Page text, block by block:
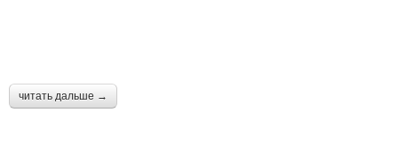
читать дальше →